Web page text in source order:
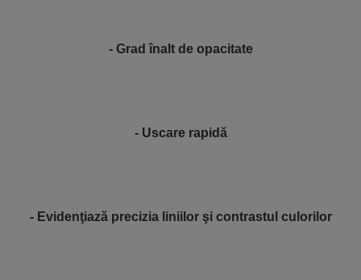
- Grad înalt de opacitate
- Uscare rapidă
- Evidenţiază precizia liniilor şi contrastul culorilor